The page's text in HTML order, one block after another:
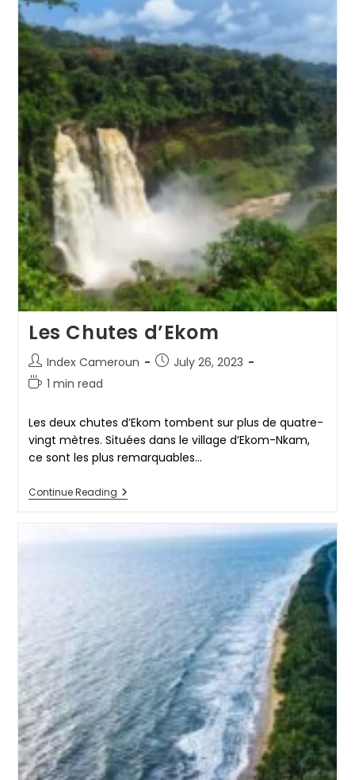
Les Chutes d’Ekom
Post
author:
Index Cameroun
PostJuly 26, 2023
Reading
1 min read
Les deux chutes d’Ekom tombent sur plus de quatre-
vingt mètres. Situées dans le village d’Ekom-Nkam,
ce sont les plus remarquables…
Continue ReadingLes
Chutes